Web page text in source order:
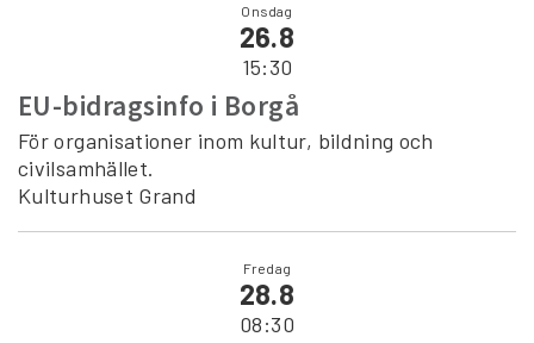
Onsdag
26.8
15:30
EU-bidragsinfo i Borgå
För organisationer inom kultur, bildning och
civilsamhället.
Kulturhuset Grand
Fredag
28.8
08:30